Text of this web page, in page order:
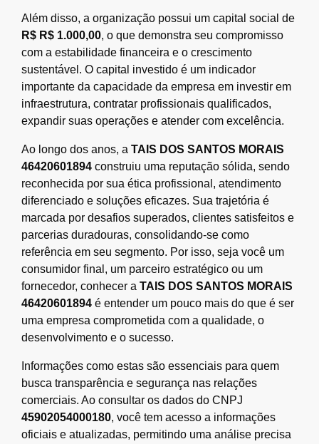
Além disso, a organização possui um capital social de
R$ R$ 1.000,00, o que demonstra seu compromisso
com a estabilidade financeira e o crescimento
sustentável. O capital investido é um indicador
importante da capacidade da empresa em investir em
infraestrutura, contratar profissionais qualificados,
expandir suas operações e atender com excelência.
Ao longo dos anos, a TAIS DOS SANTOS MORAIS
46420601894 construiu uma reputação sólida, sendo
reconhecida por sua ética profissional, atendimento
diferenciado e soluções eficazes. Sua trajetória é
marcada por desafios superados, clientes satisfeitos e
parcerias duradouras, consolidando-se como
referência em seu segmento. Por isso, seja você um
consumidor final, um parceiro estratégico ou um
fornecedor, conhecer a TAIS DOS SANTOS MORAIS
46420601894 é entender um pouco mais do que é ser
uma empresa comprometida com a qualidade, o
desenvolvimento e o sucesso.
Informações como estas são essenciais para quem
busca transparência e segurança nas relações
comerciais. Ao consultar os dados do CNPJ
45902054000180, você tem acesso a informações
oficiais e atualizadas, permitindo uma análise precisa